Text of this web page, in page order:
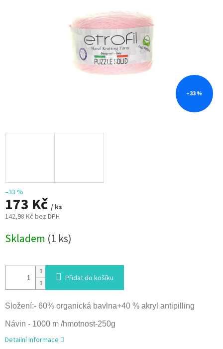
–33 %
–33 %
173 Kč / ks
142,98 Kč bez DPH
cena:
Skladem (1 ks)
Přidat do košíku
Složení:- 60% organická bavlna+40 % akryl antipilling
Návin - 1000 m /hmotnost-250g
Detailní informace